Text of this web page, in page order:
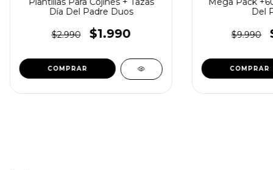
Día Del Padre Duos
$2.990 $1.990
Del
$9.990